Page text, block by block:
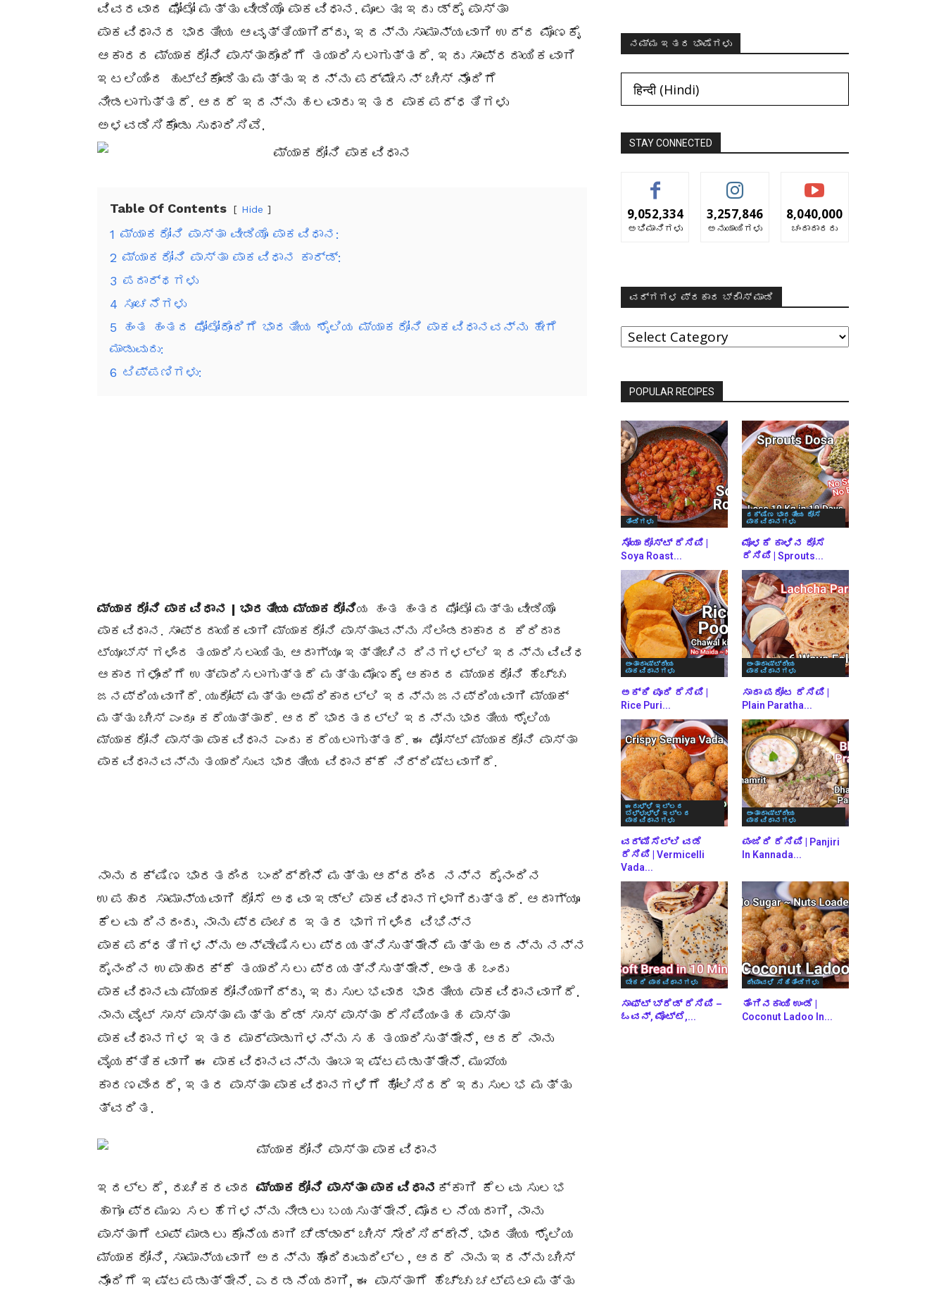
ವಿವರವಾದ ಫೋಟೋ ಮತ್ತು ವೀಡಿಯೊ ಪಾಕವಿಧಾನ. ಮೂಲತಃ ಇದು ಡ್ರೈ ಪಾಸ್ತಾ
ಪಾಕವಿಧಾನದ ಭಾರತೀಯ ಆವೃತ್ತಿಯಾಗಿದ್ದು, ಇದನ್ನು ಸಾಮಾನ್ಯವಾಗಿ ಉದ್ದ ಮೊಣಕೈ
ಆಕಾರದ ಮ್ಯಾಕರೋನಿ ಪಾಸ್ತಾದೊಂದಿಗೆ ತಯಾರಿಸಲಾಗುತ್ತದೆ. ಇದು ಸಾಂಪ್ರದಾಯಿಕವಾಗಿ
ಇಟಲಿಯಿಂದ ಹುಟ್ಟಿಕೊಂಡಿತು ಮತ್ತು ಇದನ್ನು ಪರ್ಮೇಸನ್ ಚೀಸ್ ನೊಂದಿಗೆ
ನೀಡಲಾಗುತ್ತದೆ. ಆದರೆ ಇದನ್ನು ಹಲವಾರು ಇತರ ಪಾಕಪದ್ಧತಿಗಳು
ಅಳವಡಿಸಿಕೊಂಡು ಸುಧಾರಿಸಿವೆ.
Table Of Contents Hide
1 ಮ್ಯಾಕರೋನಿ ಪಾಸ್ತಾ ವೀಡಿಯೊ ಪಾಕವಿಧಾನ:
2 ಮ್ಯಾಕರೋನಿ ಪಾಸ್ತಾ ಪಾಕವಿಧಾನ ಕಾರ್ಡ್:
3 ಪದಾರ್ಥಗಳು
4 ಸೂಚನೆಗಳು
5
ಹಂತ ಹಂತದ ಫೋಟೋದೊಂದಿಗೆ ಭಾರತೀಯ ಶೈಲಿಯ ಮ್ಯಾಕರೋನಿ ಪಾಕವಿಧಾನವನ್ನು ಹೇಗೆ
ಮಾಡುವುದು:
6 ಟಿಪ್ಪಣಿಗಳು:
ಮ್ಯಾಕರೋನಿ ಪಾಕವಿಧಾನ | ಭಾರತೀಯ ಮ್ಯಾಕರೋನಿಯ ಹಂತ ಹಂತದ ಫೋಟೋ ಮತ್ತು ವೀಡಿಯೊ
ಪಾಕವಿಧಾನ. ಸಾಂಪ್ರದಾಯಿಕವಾಗಿ ಮ್ಯಾಕರೋನಿ ಪಾಸ್ತಾವನ್ನು ಸಿಲಿಂಡರಾಕಾರದ ಕಿರಿದಾದ
ಟ್ಯೂಬ್ಸ್ ಗಳಿಂದ ತಯಾರಿಸಲಾಯಿತು. ಆದಾಗ್ಯೂ ಇತ್ತೀಚಿನ ದಿನಗಳಲ್ಲಿ ಇದನ್ನು ವಿವಿಧ
ಆಕಾರಗಳೊಂದಿಗೆ ಉತ್ಪಾದಿಸಲಾಗುತ್ತದೆ ಮತ್ತು ಮೊಣಕೈ ಆಕಾರದ ಮ್ಯಾಕರೋನಿ ಹೆಚ್ಚು
ಜನಪ್ರಿಯವಾಗಿದೆ. ಯುರೋಪ್ ಮತ್ತು ಅಮೆರಿಕಾದಲ್ಲಿ ಇದನ್ನು ಜನಪ್ರಿಯವಾಗಿ ಮ್ಯಾಕ್
ಮತ್ತು ಚೀಸ್ ಎಂದೂ ಕರೆಯುತ್ತಾರೆ. ಆದರೆ ಭಾರತದಲ್ಲಿ ಇದನ್ನು ಭಾರತೀಯ ಶೈಲಿಯ
ಮ್ಯಾಕರೋನಿ ಪಾಸ್ತಾ ಪಾಕವಿಧಾನ ಎಂದು ಕರೆಯಲಾಗುತ್ತದೆ. ಈ ಪೋಸ್ಟ್ ಮ್ಯಾಕರೋನಿ ಪಾಸ್ತಾ
ಪಾಕವಿಧಾನವನ್ನು ತಯಾರಿಸುವ ಭಾರತೀಯ ವಿಧಾನಕ್ಕೆ ನಿರ್ದಿಷ್ಟವಾಗಿದೆ.
ನಾನು ದಕ್ಷಿಣ ಭಾರತದಿಂದ ಬಂದಿದ್ದೇನೆ ಮತ್ತು ಆದ್ದರಿಂದ ನನ್ನ ದೈನಂದಿನ
ಉಪಹಾರ ಸಾಮಾನ್ಯವಾಗಿ ದೋಸೆ ಅಥವಾ ಇಡ್ಲಿ ಪಾಕವಿಧಾನಗಳಾಗಿರುತ್ತದೆ. ಆದಾಗ್ಯೂ
ಕೆಲವು ದಿನದಂದು, ನಾನು ಪ್ರಪಂಚದ ಇತರ ಭಾಗಗಳಿಂದ ವಿಭಿನ್ನ
ಪಾಕಪದ್ಧತಿಗಳನ್ನು ಅನ್ವೇಷಿಸಲು ಪ್ರಯತ್ನಿಸುತ್ತೇನೆ ಮತ್ತು ಅದನ್ನು ನನ್ನ
ದೈನಂದಿನ ಉಪಾಹಾರಕ್ಕೆ ತಯಾರಿಸಲು ಪ್ರಯತ್ನಿಸುತ್ತೇನೆ. ಅಂತಹ ಒಂದು
ಪಾಕವಿಧಾನವು ಮ್ಯಾಕರೋನಿಯಾಗಿದ್ದು, ಇದು ಸುಲಭವಾದ ಭಾರತೀಯ ಪಾಕವಿಧಾನವಾಗಿದೆ.
ನಾನು ವೈಟ್ ಸಾಸ್ ಪಾಸ್ತಾ ಮತ್ತು ರೆಡ್ ಸಾಸ್ ಪಾಸ್ತಾ ರೆಸಿಪಿಯಂತಹ ಪಾಸ್ತಾ
ಪಾಕವಿಧಾನಗಳ ಇತರ ಮಾರ್ಪಾಡುಗಳನ್ನು ಸಹ ತಯಾರಿಸುತ್ತೇನೆ, ಆದರೆ ನಾನು
ವೈಯಕ್ತಿಕವಾಗಿ ಈ ಪಾಕವಿಧಾನವನ್ನು ತುಂಬಾ ಇಷ್ಟಪಡುತ್ತೇನೆ. ಮುಖ್ಯ
ಕಾರಣವೆಂದರೆ, ಇತರ ಪಾಸ್ತಾ ಪಾಕವಿಧಾನಗಳಿಗೆ ಹೋಲಿಸಿದರೆ ಇದು ಸುಲಭ ಮತ್ತು
ತ್ವರಿತ.
ಇದಲ್ಲದೆ, ರುಚಿಕರವಾದ ಮ್ಯಾಕರೋನಿ ಪಾಸ್ತಾ ಪಾಕವಿಧಾನ ಕ್ಕಾಗಿ ಕೆಲವು ಸುಲಭ
ಹಾಗೂ ಪ್ರಮುಖ ಸಲಹೆಗಳನ್ನು ನೀಡಲು ಬಯಸುತ್ತೇನೆ. ಮೊದಲನೆಯದಾಗಿ, ನಾನು
ಪಾಸ್ತಾಗೆ ಟಾಪ್ ಮಾಡಲು ಕೊನೆಯದಾಗಿ ಚೆಡ್ಡಾರ್ ಚೀಸ್ ಸೇರಿಸಿದ್ದೇನೆ. ಭಾರತೀಯ ಶೈಲಿಯ
ಮ್ಯಾಕರೋನಿ, ಸಾಮಾನ್ಯವಾಗಿ ಅದನ್ನು ಹೊಂದಿರುವುದಿಲ್ಲ, ಆದರೆ ನಾನು ಇದನ್ನು ಚೀಸ್
ನೊಂದಿಗೆ ಇಷ್ಟಪಡುತ್ತೇನೆ. ಎರಡನೆಯದಾಗಿ, ಈ ಪಾಸ್ತಾಗೆ ಹೆಚ್ಚು ಚಟ್‌ಪಟಾ ಮತ್ತು
ನಮ್ಮ ಇತರ ಭಾಷೆಗಳು
हिन्दी(Hindi)
STAY CONNECTED
9,052,334
ಅಭಿಮಾನಿಗಳು
3,257,846
ಅನುಯಾಯಿಗಳು
8,040,000
ಚಂದಾದಾರರು
ವರ್ಗಗಳ ಪ್ರಕಾರ ಬ್ರೌಸ್ ಮಾಡಿ
ವರ್ಗಗಳ
ಪ್ರಕಾರ
ಬ್ರೌಸ್
POPULAR RECIPES
ತಿಂಡಿಗಳು
ಸೋಯಾ ರೋಸ್ಟ್ ರೆಸಿಪಿ |
Soya Roast...
ದಕ್ಷಿಣ ಭಾರತೀಯ ದೋಸೆ
ಪಾಕವಿಧಾನಗಳು
ಮೊಳಕೆ ಕಾಳಿನ ದೋಸೆ
ರೆಸಿಪಿ | Sprouts...
ಅಂತಾರಾಷ್ಟ್ರೀಯ
ಪಾಕವಿಧಾನಗಳು
ಅಕ್ಕಿ ಪೂರಿ ರೆಸಿಪಿ |
Rice Puri...
ಅಂತಾರಾಷ್ಟ್ರೀಯ
ಪಾಕವಿಧಾನಗಳು
ಸಾದಾ ಪರೋಟ ರೆಸಿಪಿ |
Plain Paratha...
ಈರುಳ್ಳಿ ಇಲ್ಲದ
ಬೆಳ್ಳುಳ್ಳಿ ಇಲ್ಲದ
ಪಾಕವಿಧಾನಗಳು
ವರ್ಮಿಸೆಲ್ಲಿ ವಡೆ
ರೆಸಿಪಿ | Vermicelli
Vada...
ಅಂತಾರಾಷ್ಟ್ರೀಯ
ಪಾಕವಿಧಾನಗಳು
ಪಂಜಿರಿ ರೆಸಿಪಿ | Panjiri
In Kannada...
ಬೇಕರಿ ಪಾಕವಿಧಾನಗಳು
ಸಾಫ್ಟ್ ಬ್ರೆಡ್ ರೆಸಿಪಿ –
ಓವನ್, ಮೊಟ್ಟೆ,...
ದೀಪಾವಳಿ ಸಿಹಿತಿಂಡಿಗಳು
ತೆಂಗಿನಕಾಯಿ ಉಂಡೆ |
Coconut Ladoo In...